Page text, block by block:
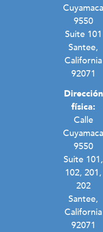
Cuyamaca
9550
Suite 101
Santee,
California
92071
Dirección
física:
Calle
Cuyamaca
9550
Suite 101,
102, 201,
202
Santee,
California
92071